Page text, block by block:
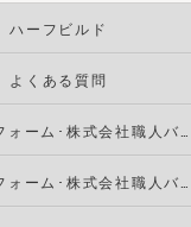
ハーフビルド
よくある質問